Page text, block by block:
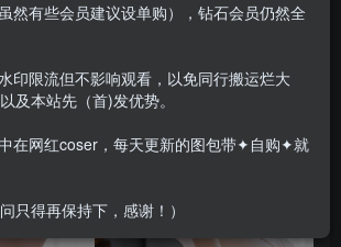
然有些会员建议设单购），钻石会员仍然全
印限流但不影响观看，以免同行搬运烂大
及本站先（首)发优势。
在网红coser，每天更新的图包带✦自购✦就
只得再保持下，感谢！）